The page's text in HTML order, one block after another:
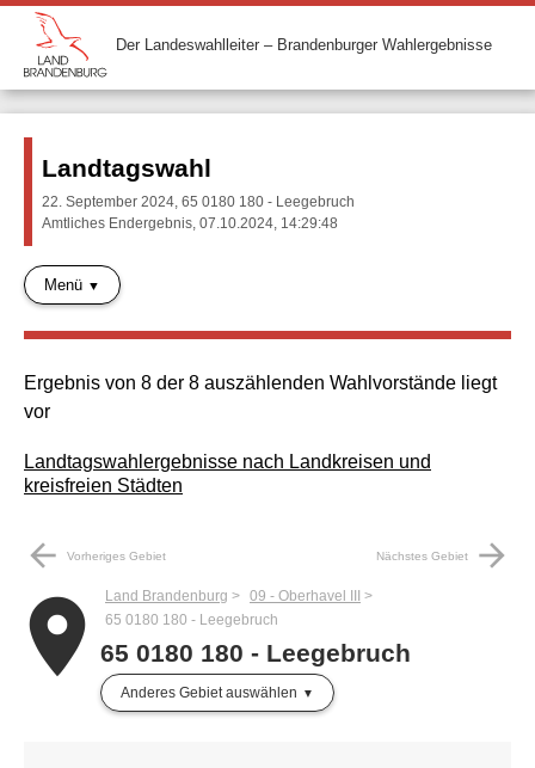
Der Landeswahlleiter – Brandenburger Wahlergebnisse
Landtagswahl
22. September 2024, 65 0180 180 - Leegebruch
Amtliches Endergebnis, 07.10.2024, 14:29:48
Menü
Ergebnis von 8 der 8 auszählenden Wahlvorstände liegt
vor
Landtagswahlergebnisse nach Landkreisen und
kreisfreien Städten
arrow_back Vorheriges Gebiet Nächstes Gebiet arrow_forward
placeLand Brandenburg
09 - Oberhavel III
65 0180 180 - Leegebruch
65 0180 180 - Leegebruch
Anderes Gebiet auswählen